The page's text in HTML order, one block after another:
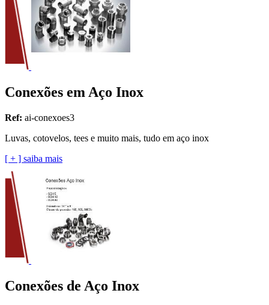
Conexões em Aço Inox
Ref: ai-conexoes3
Luvas, cotovelos, tees e muito mais, tudo em aço inox
[ + ] saiba mais
Conexões de Aço Inox